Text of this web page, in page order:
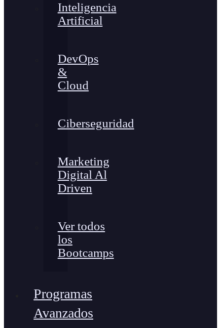
Inteligencia
Artificial
DevOps
&
Cloud
Ciberseguridad
Marketing
Digital Al
Driven
Ver todos
los
Bootcamps
Programas
Avanzados